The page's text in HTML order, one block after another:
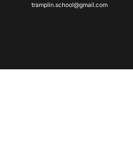
tramplin.school@gmail.com